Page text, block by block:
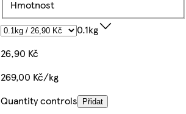
Hmotnost
0.1kg
26,90 Kč
269,00 Kč/kg
Quantity controls
Přidat